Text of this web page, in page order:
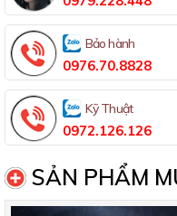
Bảo hành
0976.70.8828
Kỹ Thuật
0972.126.126
SẢN PHẨM